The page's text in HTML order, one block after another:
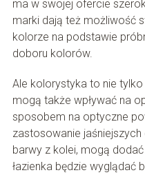
ma w swojej ofercie
marki dają też możliwość
kolorze na podstawie
doboru kolorów.
Ale kolorystyka to nie
mogą także wpływać na
sposobem na optyczne
zastosowanie
barwy z kolei, mogą
łazienka będzie wyglądać